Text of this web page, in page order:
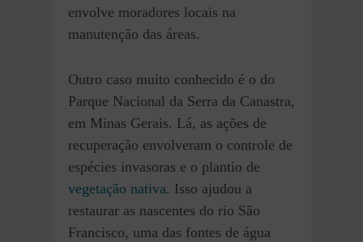
envolve moradores locais na
manutenção das áreas.
Outro caso muito conhecido é o do
Parque Nacional da Serra da Canastra,
em Minas Gerais. Lá, as ações de
recuperação envolveram o controle de
espécies invasoras e o plantio de
vegetação nativa. Isso ajudou a
restaurar as nascentes do rio São
Francisco, uma das fontes de água